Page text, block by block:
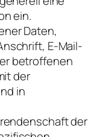
ein.
Daten,
E-Mail-
betroffenen
der
in
der